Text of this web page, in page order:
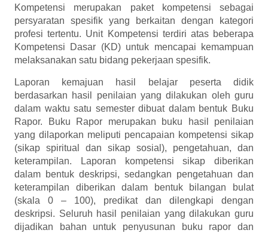
Kompetensi merupakan paket kompetensi sebagai
persyaratan spesifik yang berkaitan dengan kategori
profesi tertentu. Unit Kompetensi terdiri atas beberapa
Kompetensi Dasar (KD) untuk mencapai kemampuan
melaksanakan satu bidang pekerjaan spesifik.
Laporan kemajuan hasil belajar peserta didik
berdasarkan hasil penilaian yang dilakukan oleh guru
dalam waktu satu semester dibuat dalam bentuk Buku
Rapor. Buku Rapor merupakan buku hasil penilaian
yang dilaporkan meliputi pencapaian kompetensi sikap
(sikap spiritual dan sikap sosial), pengetahuan, dan
keterampilan. Laporan kompetensi sikap diberikan
dalam bentuk deskripsi, sedangkan pengetahuan dan
keterampilan diberikan dalam bentuk bilangan bulat
(skala 0 – 100), predikat dan dilengkapi dengan
deskripsi. Seluruh hasil penilaian yang dilakukan guru
dijadikan bahan untuk penyusunan buku rapor dan